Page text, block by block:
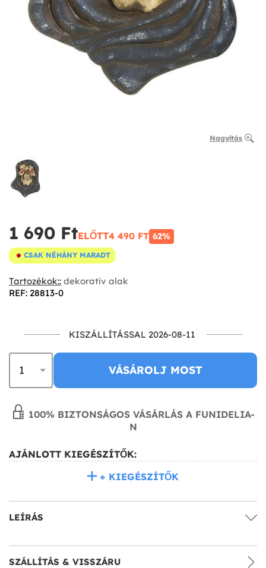
Nagyítás
1 690 Ft‎ELŐTT4 490 FT‎ 62%
CSAK NÉHÁNY MARADT
Tartozékok:: dekoratív alak
REF: 28813-0
KISZÁLLÍTÁSSAL 2026-08-11
VÁSÁROLJ MOST
100% BIZTONSÁGOS VÁSÁRLÁS A FUNIDELIA-
N
AJÁNLOTT KIEGÉSZÍTŐK:
+ KIEGÉSZÍTŐK
LEÍRÁS
SZÁLLÍTÁS & VISSZÁRU